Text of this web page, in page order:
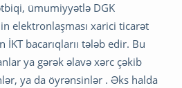
ümumiyyətlə DGK
elektronlaşması xarici ticarət
İKT bacarıqlarıı tələb edir. Bu
ya gərək əlavə xərc çəkib
ya da öyrənsinlər . Əks halda